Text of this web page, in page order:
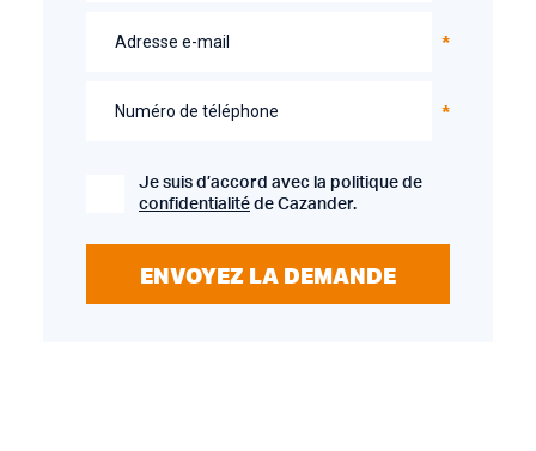
Adresse e-mail
Numéro de téléphone
Je suis d’accord avec la politique de
confidentialité de Cazander.
ENVOYEZ LA DEMANDE